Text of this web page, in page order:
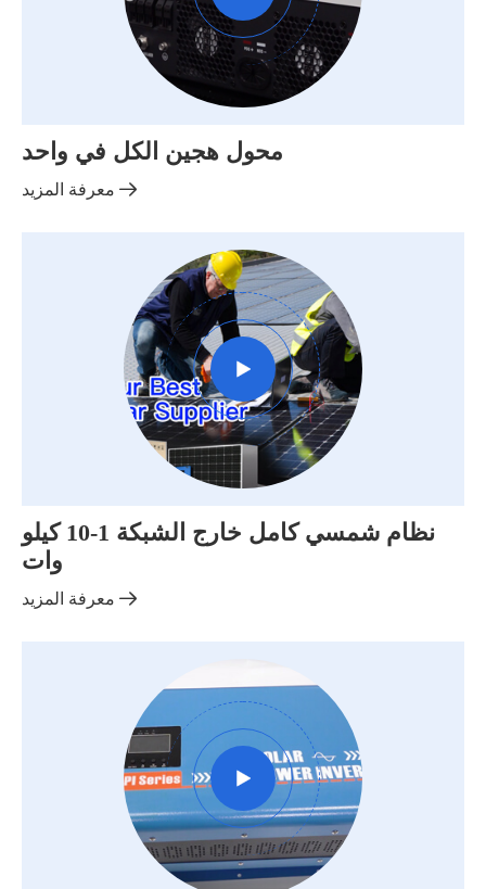
محول هجين الكل في واحد


نظام شمسي كامل خارج الشبكة 1-10 كيلو
وات

